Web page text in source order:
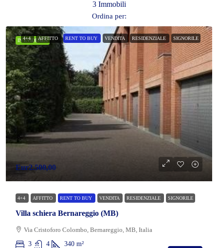
3 Immobili
Ordina per:
IN EVIDENZA
4+4 AFFITTO RENT TO BUY VENDITA RESIDENZIALE SIGNORILE
Eur2.500,00
4+4 AFFITTO RENT TO BUY VENDITA RESIDENZIALE SIGNORILE
Villa schiera Bernareggio (MB)
Via Cristoforo Colombo, Bernareggio, MB, Italia
3
4 340 m²